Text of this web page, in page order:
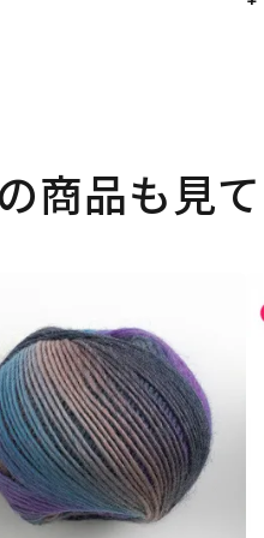
商品も見